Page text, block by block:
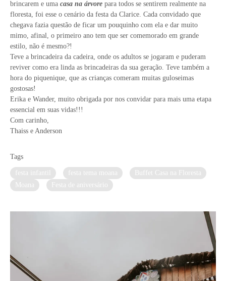
brincarem e uma casa na árvore para todos se sentirem realmente na
floresta, foi esse o cenário da festa da Clarice. Cada convidado que
chegava fazia questão de ficar um pouquinho com ela e dar muito
mimo, afinal, o primeiro ano tem que ser comemorado em grande
estilo, não é mesmo?!
Teve a brincadeira da cadeira, onde os adultos se jogaram e puderam
reviver como era linda as brincadeiras da sua geração. Teve também a
hora do piquenique, que as crianças comeram muitas guloseimas
gostosas!
Erika e Wander, muito obrigada por nos convidar para mais uma etapa
essencial em suas vidas!!!
Com carinho,
Thaiss e Anderson
Tags
festa infantil festa tema moana
Buffet Casa na Floresta
Moana
Festa de aniversário